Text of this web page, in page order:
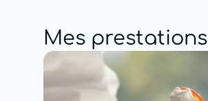
Mes prestations